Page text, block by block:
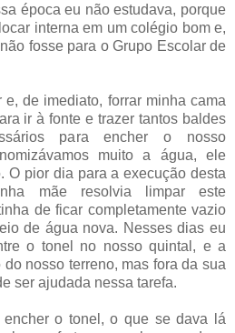
época eu não estudava, porque
interna em um colégio bom e,
fosse para o Grupo Escolar de
e, de imediato, forrar minha cama
ir à fonte e trazer tantos baldes
para encher o nosso
muito a água, ele
O pior dia para a execução desta
mãe resolvia limpar este
de ficar completamente vazio
de água nova. Nesses dias eu
o tonel no nosso quintal, e a
nosso terreno, mas fora da sua
ser ajudada nessa tarefa.
o tonel, o que se dava lá